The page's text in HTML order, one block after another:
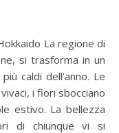
si trasforma in un
caldi dell’anno. Le
i fiori sbocciano
estivo. La bellezza
di chiunque vi si